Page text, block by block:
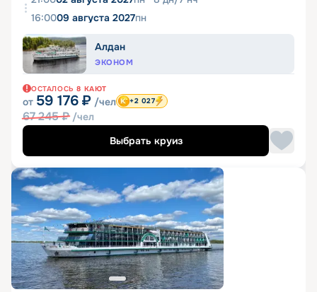
16:0009 августа 2027пн
Алдан
ЭКОНОМ
ОСТАЛОСЬ 8 КАЮТ
от 59 176 ₽ /чел
67 245₽ /чел
+2 027
Выбрать круиз